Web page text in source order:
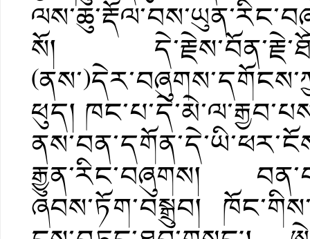
སོ།
ཕུད།
རྒྱུན་རིང་བཞུགས།
ཞབས་ཏོག་བསྒྲུབ།